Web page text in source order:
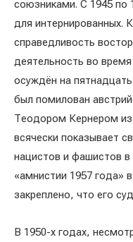
союзниками. С 1945 по
для интернированных.
справедливость
деятельность во
осуждён на
был помилован
Теодором Кернером из
всячески показывает
нацистов и фашистов в
«амнистии 1957 года»
закреплено, что его
В 1950-х годах,